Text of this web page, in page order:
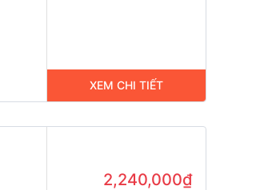
XEM CHI TIẾT
2,240,000₫